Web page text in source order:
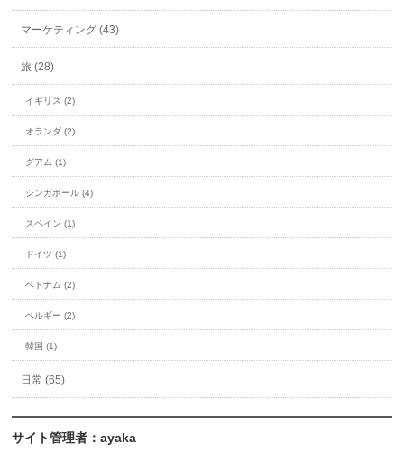
マーケティング (43)
旅 (28)
イギリス (2)
オランダ (2)
グアム (1)
シンガポール (4)
スペイン (1)
ドイツ (1)
ベトナム (2)
ベルギー (2)
韓国 (1)
日常 (65)
サイト管理者：ayaka